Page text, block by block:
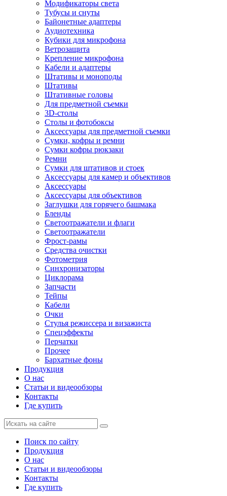
Модификаторы света
Тубусы и снуты
Байонетные адаптеры
Аудиотехника
Кубики для микрофона
Ветрозащита
Крепление микрофона
Кабели и адаптеры
Штативы и моноподы
Штативы
Штативные головы
Для предметной съемки
3D-столы
Столы и фотобоксы
Аксессуары для предметной съемки
Сумки, кофры и ремни
Сумки кофры рюкзаки
Ремни
Сумки для штативов и стоек
Аксессуары для камер и объективов
Аксессуары
Аксессуары для объективов
Заглушки для горячего башмака
Бленды
Светоотражатели и флаги
Светоотражатели
Фрост-рамы
Средства очистки
Фотометрия
Синхронизаторы
Циклорама
Запчасти
Тейпы
Кабели
Очки
Стулья режиссера и визажиста
Спецэффекты
Перчатки
Прочее
Бархатные фоны
Продукция
О нас
Статьи и видеообзоры
Контакты
Где купить
Поиск по сайту
Продукция
О нас
Статьи и видеообзоры
Контакты
Где купить